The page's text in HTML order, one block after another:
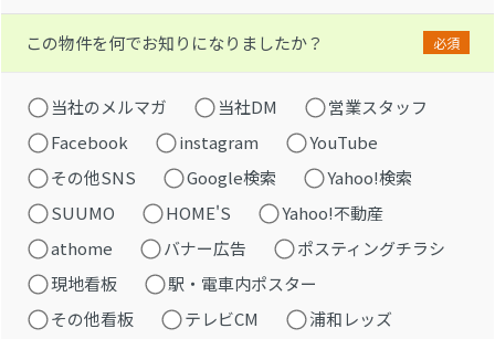
この物件を何でお知りになりましたか？ 必須
当社のメルマガ 当社DM
営業スタッフ
Facebook
instagram
YouTube
その他SNS
Google検索
Yahoo!検索
SUUMO
HOME'S
Yahoo!不動産
athome
バナー広告
ポスティングチラシ
現地看板
駅・電車内ポスター
その他看板
テレビCM
浦和レッズ